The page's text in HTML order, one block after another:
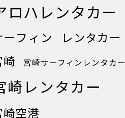
ロハレンタカー
ーフィン
レンタカー
崎
宮崎サーフィンレンタカー
崎レンタカー
崎空港